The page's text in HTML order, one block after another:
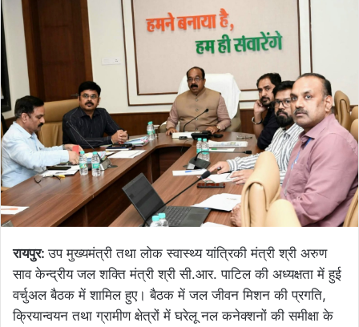
रायपुर:उप मुख्यमंत्री तथा लोक स्वास्थ्य यांत्रिकी मंत्री श्री अरुण
साव केन्द्रीय जल शक्ति मंत्री श्री सी.आर. पाटिल की अध्यक्षता में हुई
वर्चुअल बैठक में शामिल हुए। बैठक में जल जीवन मिशन की प्रगति,
क्रियान्वयन तथा ग्रामीण क्षेत्रों में घरेलू नल कनेक्शनों की समीक्षा के